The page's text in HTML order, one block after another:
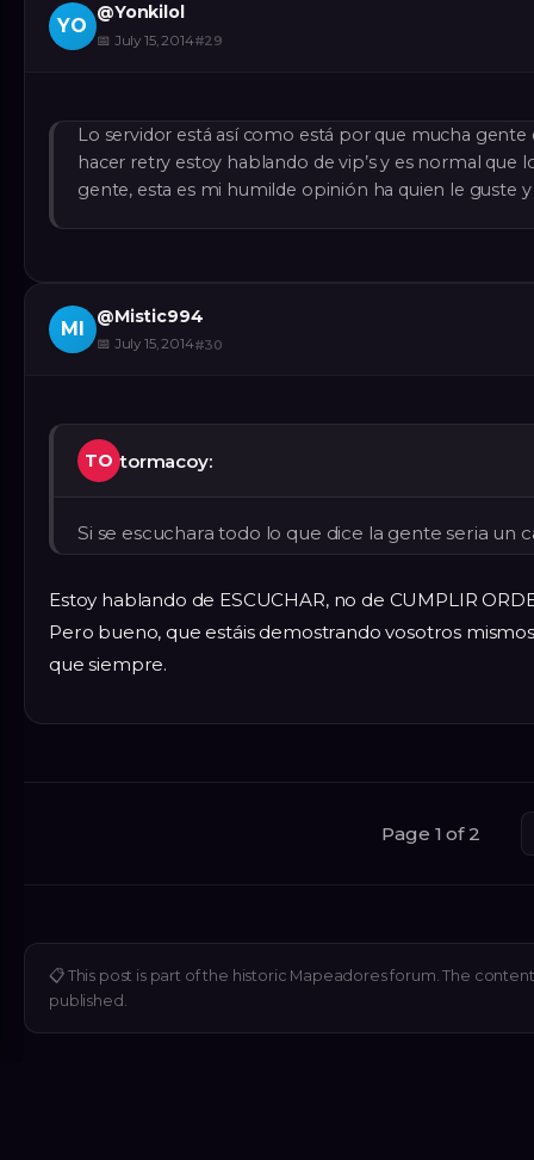
YO
@Yonkilol
📅 July 15, 2014#29
Lo servidor está así como está por que mucha
hacer retry estoy hablando de vip’s y es normal que
gente, esta es mi humilde opinión ha quien le guste
MI
@Mistic994
📅 July 15, 2014#30
TO tormacoy:
Si se escuchara todo lo que dice la gente seria un
Estoy hablando de ESCUCHAR, no de CUMPLIR
Pero bueno, que estáis demostrando vosotros
que siempre.
Page 1 of 2
📋 This post is part of the historic Mapeadores forum. The
published.